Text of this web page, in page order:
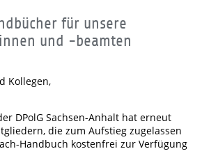
für unsere
und -beamten
Kollegen,
DPolG Sachsen-Anhalt hat erneut
die zum Aufstieg zugelassen
Handbuch kostenfrei zur Verfügung